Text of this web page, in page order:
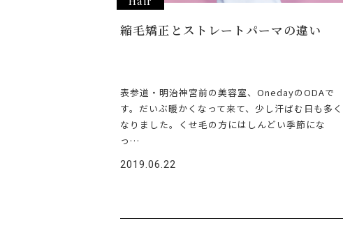
縮毛矯正とストレートパーマの違い
表参道・明治神宮前の美容室、OnedayのODAで
す。だいぶ暖かくなって来て、少し汗ばむ日も多く
なりました。くせ毛の方にはしんどい季節にな
っ…
2019.06.22